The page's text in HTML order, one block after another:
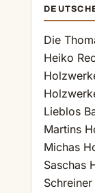
Die
Heiko
Lieblos
Martins
Michas
Saschas